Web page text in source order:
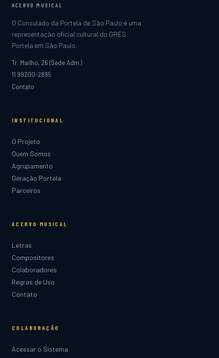
ACERVO MUSICAL
O Consulado da Portela de São Paulo é uma
representação oficial cultural do GRES
Portela em São Paulo.
Tr. Mailho, 26 (Sede Adm.)
11 99200-2895
Contato
INSTITUCIONAL
O Projeto
Quem Somos
Agrupamento
Geração Portela
Parceiros
ACERVO MUSICAL
Letras
Compositores
Colaboradores
Regras de Uso
Contato
COLABORAÇÃO
Acessar o Sistema